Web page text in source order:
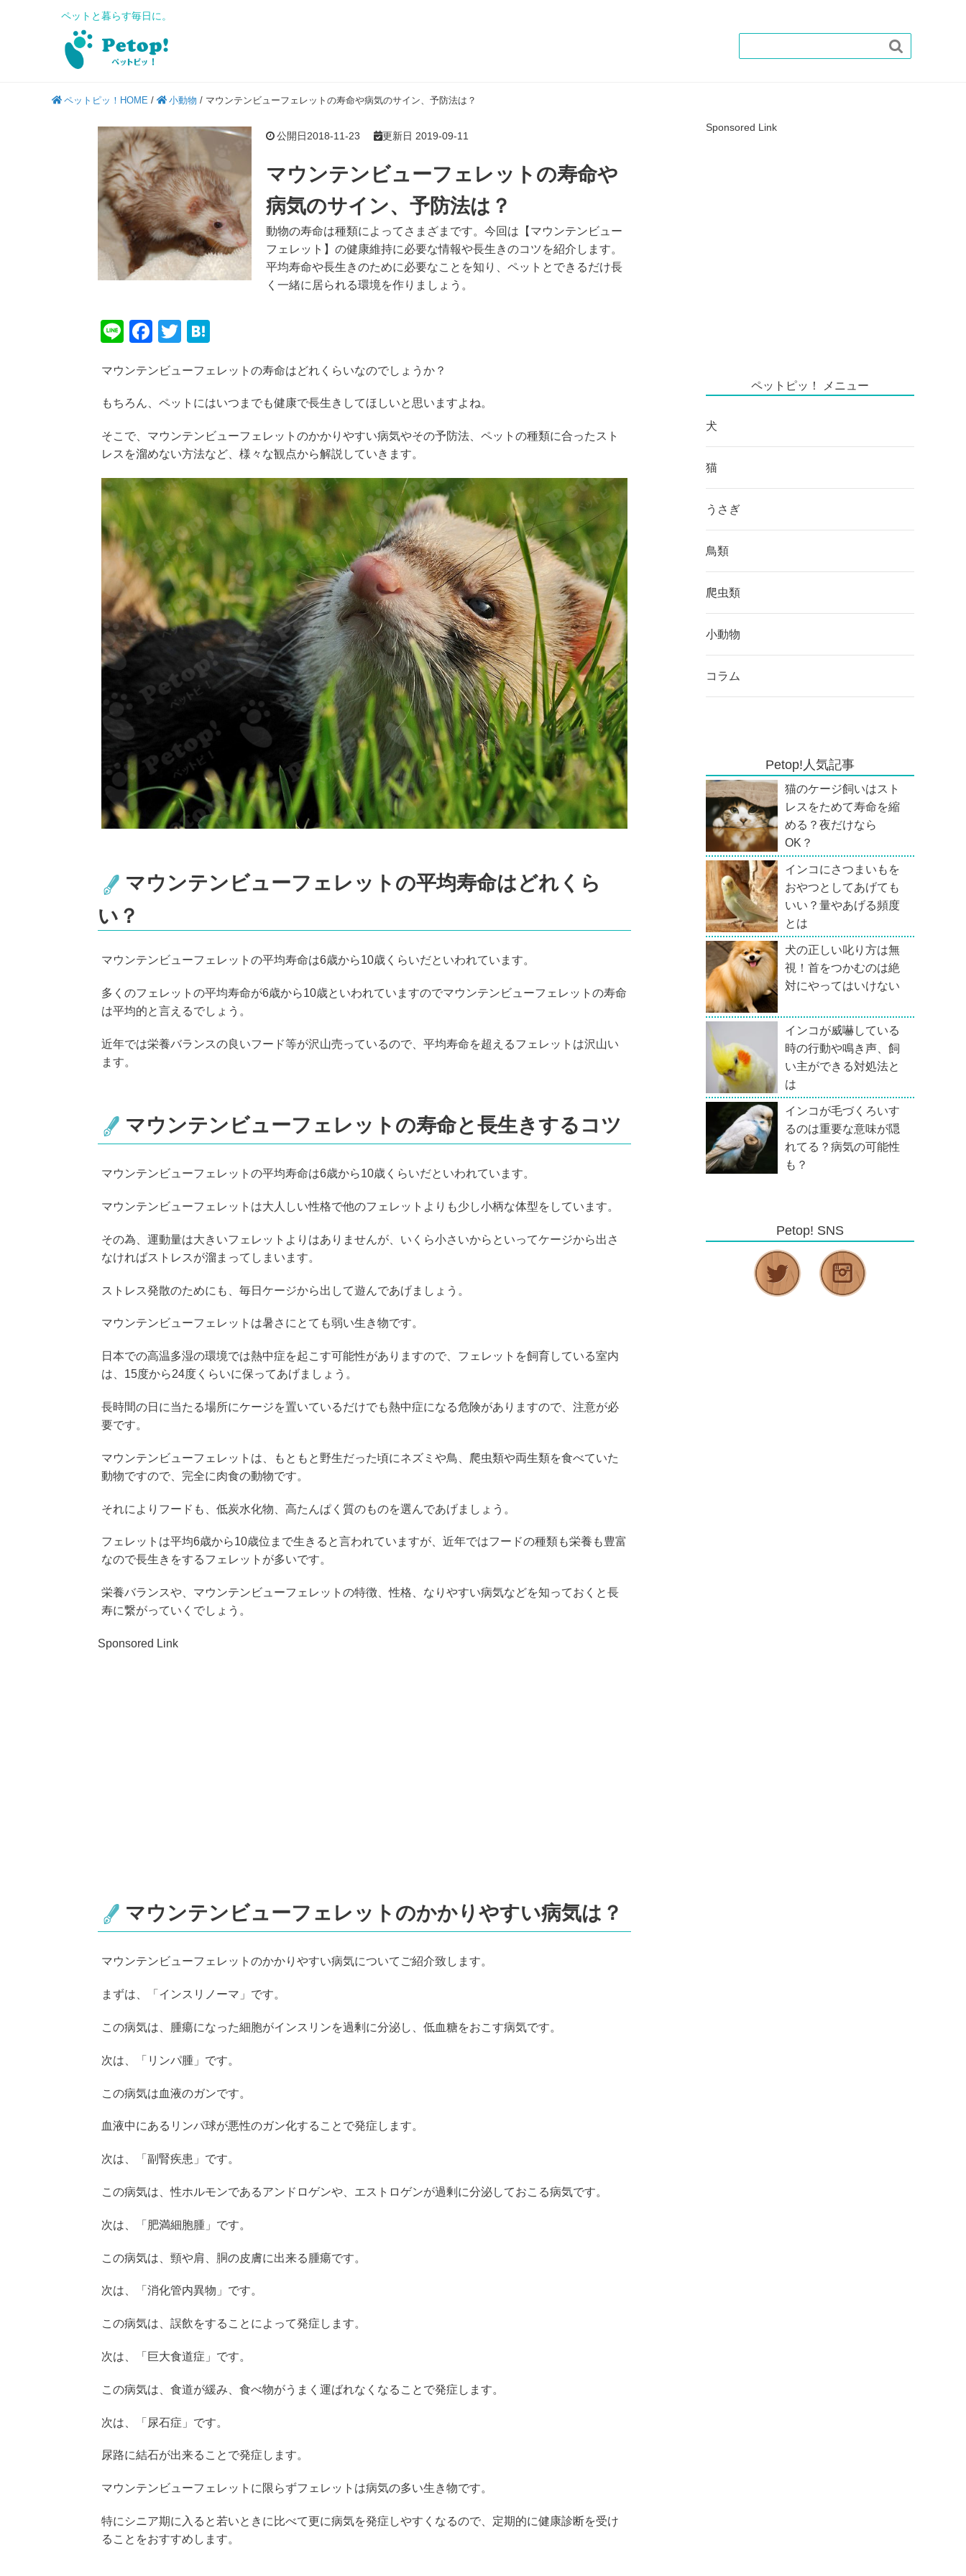
ペットと暮らす毎日に。

ペットピッ！HOME / 小動物 / マウンテンビューフェレットの寿命や病気のサイン、予防法は？
公開日2018-11-23 更新日 2019-09-11
マウンテンビューフェレットの寿命や
病気のサイン、予防法は？
動物の寿命は種類によってさまざまです。今回は【マウンテンビュー
フェレット】の健康維持に必要な情報や長生きのコツを紹介します。
平均寿命や長生きのために必要なことを知り、ペットとできるだけ長
く一緒に居られる環境を作りましょう。
Li
e
F
c
e
o
k
T
tt
er
e
n
マウンテンビューフェレットの寿命はどれくらいなのでしょうか？
もちろん、ペットにはいつまでも健康で長生きしてほしいと思いますよね。
そこで、マウンテンビューフェレットのかかりやすい病気やその予防法、ペットの種類に合ったスト
レスを溜めない方法など、様々な観点から解説していきます。
マウンテンビューフェレットの平均寿命はどれくら
い？
マウンテンビューフェレットの平均寿命は6歳から10歳くらいだといわれています。
多くのフェレットの平均寿命が6歳から10歳といわれていますのでマウンテンビューフェレットの寿命
は平均的と言えるでしょう。
近年では栄養バランスの良いフード等が沢山売っているので、平均寿命を超えるフェレットは沢山い
ます。
マウンテンビューフェレットの寿命と長生きするコツ
マウンテンビューフェレットの平均寿命は6歳から10歳くらいだといわれています。
マウンテンビューフェレットは大人しい性格で他のフェレットよりも少し小柄な体型をしています。
その為、運動量は大きいフェレットよりはありませんが、いくら小さいからといってケージから出さ
なければストレスが溜まってしまいます。
ストレス発散のためにも、毎日ケージから出して遊んであげましょう。
マウンテンビューフェレットは暑さにとても弱い生き物です。
日本での高温多湿の環境では熱中症を起こす可能性がありますので、フェレットを飼育している室内
は、15度から24度くらいに保ってあげましょう。
長時間の日に当たる場所にケージを置いているだけでも熱中症になる危険がありますので、注意が必
要です。
マウンテンビューフェレットは、もともと野生だった頃にネズミや鳥、爬虫類や両生類を食べていた
動物ですので、完全に肉食の動物です。
それによりフードも、低炭水化物、高たんぱく質のものを選んであげましょう。
フェレットは平均6歳から10歳位まで生きると言われていますが、近年ではフードの種類も栄養も豊富
なので長生きをするフェレットが多いです。
栄養バランスや、マウンテンビューフェレットの特徴、性格、なりやすい病気などを知っておくと長
寿に繋がっていくでしょう。
Sponsored Link
マウンテンビューフェレットのかかりやすい病気は？
マウンテンビューフェレットのかかりやすい病気についてご紹介致します。
まずは、「インスリノーマ」です。
この病気は、腫瘍になった細胞がインスリンを過剰に分泌し、低血糖をおこす病気です。
次は、「リンパ腫」です。
この病気は血液のガンです。
血液中にあるリンパ球が悪性のガン化することで発症します。
次は、「副腎疾患」です。
この病気は、性ホルモンであるアンドロゲンや、エストロゲンが過剰に分泌しておこる病気です。
次は、「肥満細胞腫」です。
この病気は、頸や肩、胴の皮膚に出来る腫瘍です。
次は、「消化管内異物」です。
この病気は、誤飲をすることによって発症します。
次は、「巨大食道症」です。
この病気は、食道が緩み、食べ物がうまく運ばれなくなることで発症します。
次は、「尿石症」です。
尿路に結石が出来ることで発症します。
マウンテンビューフェレットに限らずフェレットは病気の多い生き物です。
特にシニア期に入ると若いときに比べて更に病気を発症しやすくなるので、定期的に健康診断を受け
ることをおすすめします。
Sponsored Link
ペットピッ！ メニュー
犬
猫
うさぎ
鳥類
爬虫類
小動物
コラム
Petop!人気記事
猫のケージ飼いはスト
レスをためて寿命を縮
める？夜だけなら
OK？
インコにさつまいもを
おやつとしてあげても
いい？量やあげる頻度
とは
犬の正しい叱り方は無
視！首をつかむのは絶
対にやってはいけない
インコが威嚇している
時の行動や鳴き声、飼
い主ができる対処法と
は
インコが毛づくろいす
るのは重要な意味が隠
れてる？病気の可能性
も？
Petop! SNS